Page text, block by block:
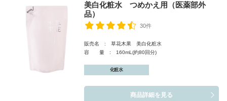
美白化粧水 つめかえ用（医薬部外
品）
30件
販売名 : 草花木果 美白化粧水
容 量 : 160mL(約80回分)
化粧水
商品詳細を見る